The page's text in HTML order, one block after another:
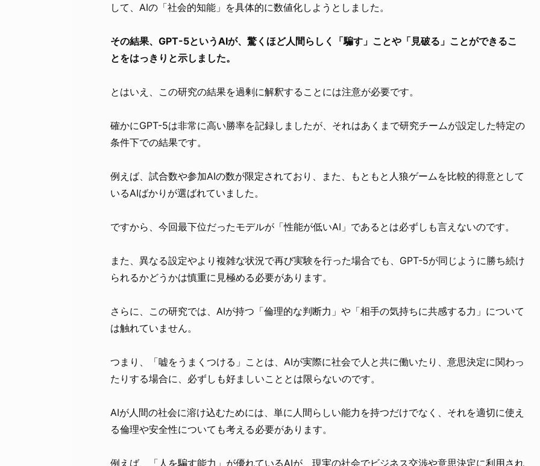
して、AIの「社会的知能」を具体的に数値化しようとしました。
その結果、GPT-5というAIが、驚くほど人間らしく「騙す」ことや「見破る」ことができるこ
とをはっきりと示しました。
とはいえ、この研究の結果を過剰に解釈することには注意が必要です。
確かにGPT-5は非常に高い勝率を記録しましたが、それはあくまで研究チームが設定した特定の
条件下での結果です。
例えば、試合数や参加AIの数が限定されており、また、もともと人狼ゲームを比較的得意として
いるAIばかりが選ばれていました。
ですから、今回最下位だったモデルが「性能が低いAI」であるとは必ずしも言えないのです。
また、異なる設定やより複雑な状況で再び実験を行った場合でも、GPT-5が同じように勝ち続け
られるかどうかは慎重に見極める必要があります。
さらに、この研究では、AIが持つ「倫理的な判断力」や「相手の気持ちに共感する力」について
は触れていません。
つまり、「嘘をうまくつける」ことは、AIが実際に社会で人と共に働いたり、意思決定に関わっ
たりする場合に、必ずしも好ましいこととは限らないのです。
AIが人間の社会に溶け込むためには、単に人間らしい能力を持つだけでなく、それを適切に使え
る倫理や安全性についても考える必要があります。
例えば、「人を騙す能力」が優れているAIが、現実の社会でビジネス交渉や意思決定に利用され